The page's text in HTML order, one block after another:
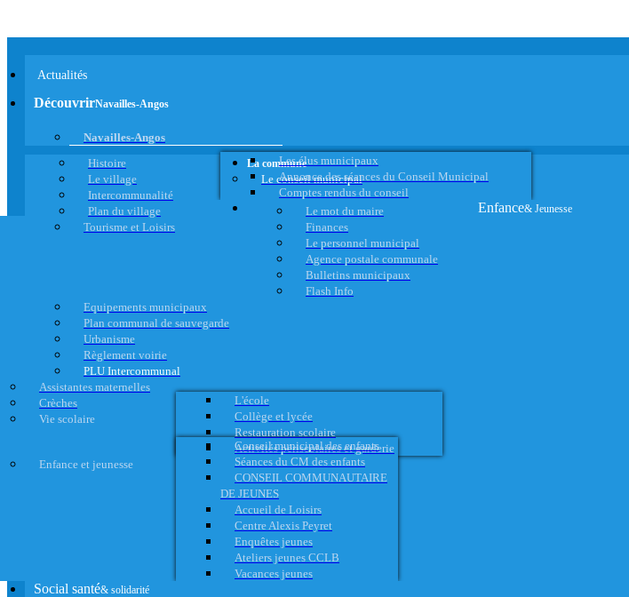
Actualités
DécouvrirNavailles-Angos
Navailles-Angos
Histoire
Le village
Intercommunalité
Plan du village
Tourisme et Loisirs
La commune
Le conseil municipal
Les élus municipaux
Annonce des séances du Conseil Municipal
Comptes rendus du conseil
Le mot du maire
Finances
Le personnel municipal
Agence postale communale
Bulletins municipaux
Flash Info
Equipements municipaux
Plan communal de sauvegarde
Urbanisme
Règlement voirie
PLU Intercommunal
Enfance& Jeunesse
Assistantes maternelles
Crèches
Vie scolaire
L'école
Collège et lycée
Restauration scolaire
Activités périscolaires et garderie
Enfance et jeunesse
Conseil municipal des enfants
Séances du CM des enfants
CONSEIL COMMUNAUTAIRE
DE JEUNES
Accueil de Loisirs
Centre Alexis Peyret
Enquêtes jeunes
Ateliers jeunes CCLB
Vacances jeunes
Social santé& solidarité